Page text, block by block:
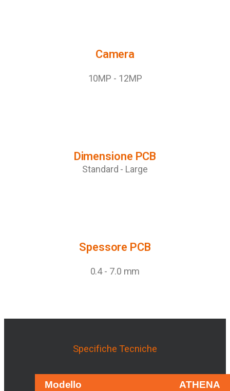
Camera
10MP - 12MP
Dimensione PCB
Standard - Large
Spessore PCB
0.4 - 7.0 mm
Specifiche Tecniche
Modello ATHENA